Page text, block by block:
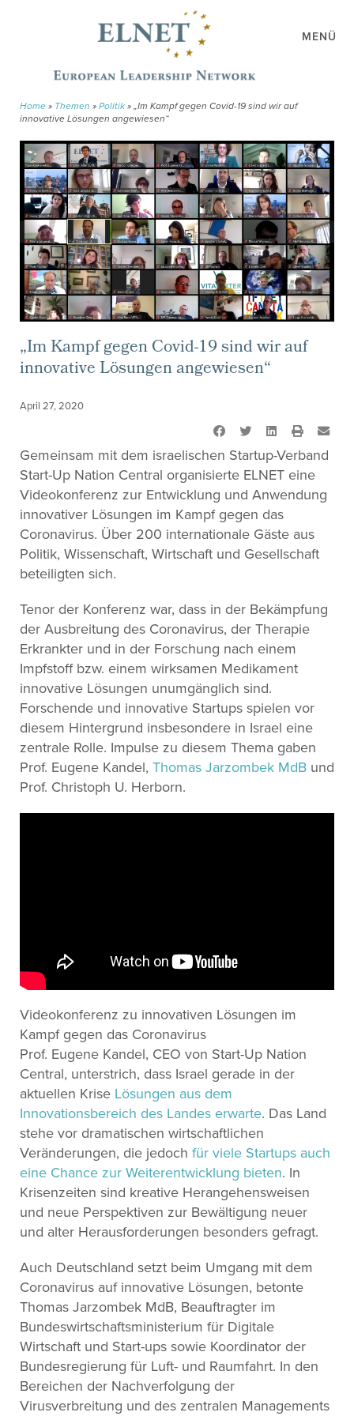
MENÜ
Home » Themen » Politik» „Im Kampf gegen Covid-19 sind wir auf
innovative Lösungen angewiesen“
„Im Kampf gegen Covid-19 sind wir auf
innovative Lösungen angewiesen“
April 27, 2020
Gemeinsam mit dem israelischen Startup-Verband
Start-Up Nation Central organisierte ELNET eine
Videokonferenz zur Entwicklung und Anwendung
innovativer Lösungen im Kampf gegen das
Coronavirus. Über 200 internationale Gäste aus
Politik, Wissenschaft, Wirtschaft und Gesellschaft
beteiligten sich.
Tenor der Konferenz war, dass in der Bekämpfung
der Ausbreitung des Coronavirus, der Therapie
Erkrankter und in der Forschung nach einem
Impfstoff bzw. einem wirksamen Medikament
innovative Lösungen unumgänglich sind.
Forschende und innovative Startups spielen vor
diesem Hintergrund insbesondere in Israel eine
zentrale Rolle. Impulse zu diesem Thema gaben
Prof. Eugene Kandel, Thomas Jarzombek MdB und
Prof. Christoph U. Herborn.
Videokonferenz zu innovativen Lösungen im
Kampf gegen das Coronavirus
Prof. Eugene Kandel, CEO von Start-Up Nation
Central, unterstrich, dass Israel gerade in der
aktuellen Krise Lösungen aus dem
Innovationsbereich des Landes erwarte. Das Land
stehe vor dramatischen wirtschaftlichen
Veränderungen, die jedoch für viele Startups auch
eine Chance zur Weiterentwicklung bieten. In
Krisenzeiten sind kreative Herangehensweisen
und neue Perspektiven zur Bewältigung neuer
und alter Herausforderungen besonders gefragt.
Auch Deutschland setzt beim Umgang mit dem
Coronavirus auf innovative Lösungen, betonte
Thomas Jarzombek MdB, Beauftragter im
Bundeswirtschaftsministerium für Digitale
Wirtschaft und Start-ups sowie Koordinator der
Bundesregierung für Luft- und Raumfahrt. In den
Bereichen der Nachverfolgung der
Virusverbreitung und des zentralen Managements